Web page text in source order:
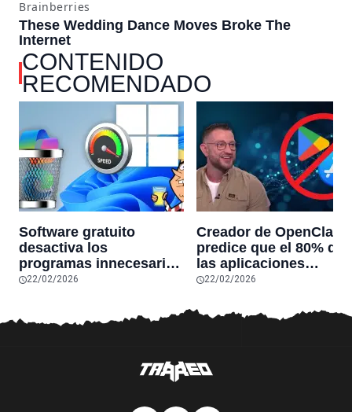
CONTENIDO
RECOMENDADO
Software gratuito
desactiva los
programas innecesarios
de Windows 11 y
reduciendo el uso de la
RAM y mucho más
22/02/2026
Creador de OpenClaw
predice que el 80% de
las aplicaciones
actuales
sobrevivirán las
hardware
22/02/2026